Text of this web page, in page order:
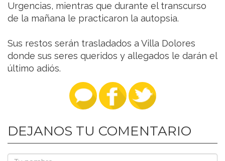
Urgencias, mientras que durante el transcurso
de la mañana le practicaron la autopsia.
Sus restos serán trasladados a Villa Dolores
donde sus seres queridos y allegados le darán el
último adiós.
DEJANOS TU COMENTARIO